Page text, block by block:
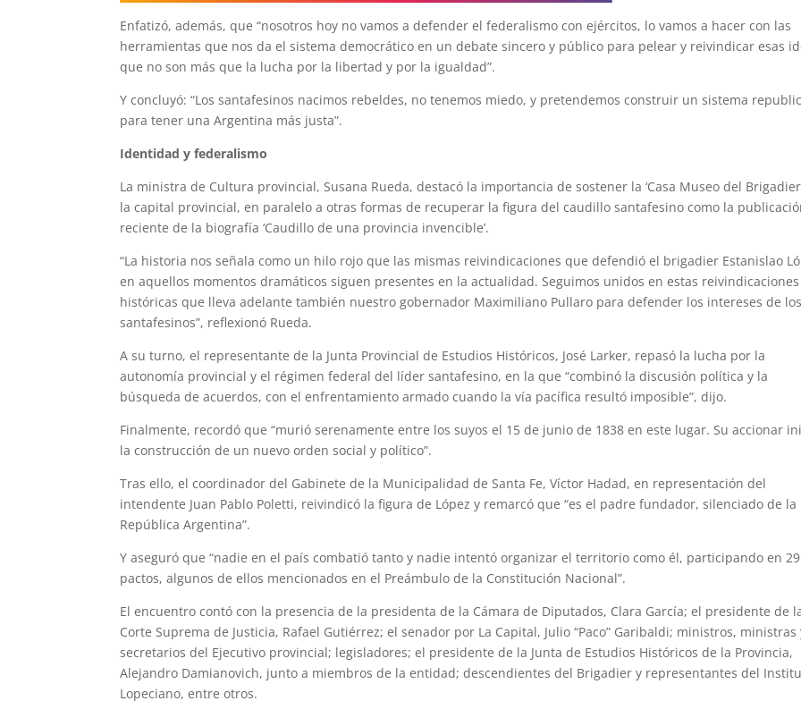
Enfatizó, además, que “nosotros hoy no vamos a defender el federalismo con ejércitos, lo vamos a hacer con las
herramientas que nos da el sistema democrático en un debate sincero y público para pelear y reivindicar esas
que no son más que la lucha por la libertad y por la igualdad”.
Y concluyó: “Los santafesinos nacimos rebeldes, no tenemos miedo, y pretendemos construir un sistema
para tener una Argentina más justa”.
Identidad y federalismo
La ministra de Cultura provincial, Susana Rueda, destacó la importancia de sostener la ‘Casa Museo del
la capital provincial, en paralelo a otras formas de recuperar la figura del caudillo santafesino como la
reciente de la biografía ‘Caudillo de una provincia invencible’.
“La historia nos señala como un hilo rojo que las mismas reivindicaciones que defendió el brigadier Estanislao
en aquellos momentos dramáticos siguen presentes en la actualidad. Seguimos unidos en estas reivindicaciones
históricas que lleva adelante también nuestro gobernador Maximiliano Pullaro para defender los intereses de los
santafesinos”, reflexionó Rueda.
A su turno, el representante de la Junta Provincial de Estudios Históricos, José Larker, repasó la lucha por la
autonomía provincial y el régimen federal del líder santafesino, en la que “combinó la discusión política y la
búsqueda de acuerdos, con el enfrentamiento armado cuando la vía pacífica resultó imposible”, dijo.
Finalmente, recordó que “murió serenamente entre los suyos el 15 de junio de 1838 en este lugar. Su accionar
la construcción de un nuevo orden social y político”.
Tras ello, el coordinador del Gabinete de la Municipalidad de Santa Fe, Víctor Hadad, en representación del
intendente Juan Pablo Poletti, reivindicó la figura de López y remarcó que “es el padre fundador, silenciado de la
República Argentina”.
Y aseguró que “nadie en el país combatió tanto y nadie intentó organizar el territorio como él, participando en 29
pactos, algunos de ellos mencionados en el Preámbulo de la Constitución Nacional”.
El encuentro contó con la presencia de la presidenta de la Cámara de Diputados, Clara García; el presidente de
Corte Suprema de Justicia, Rafael Gutiérrez; el senador por La Capital, Julio “Paco” Garibaldi; ministros, ministras
secretarios del Ejecutivo provincial; legisladores; el presidente de la Junta de Estudios Históricos de la Provincia,
Alejandro Damianovich, junto a miembros de la entidad; descendientes del Brigadier y representantes del
Lopeciano, entre otros.